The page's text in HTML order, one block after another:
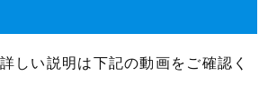
しい説明は下記の動画をご確認く